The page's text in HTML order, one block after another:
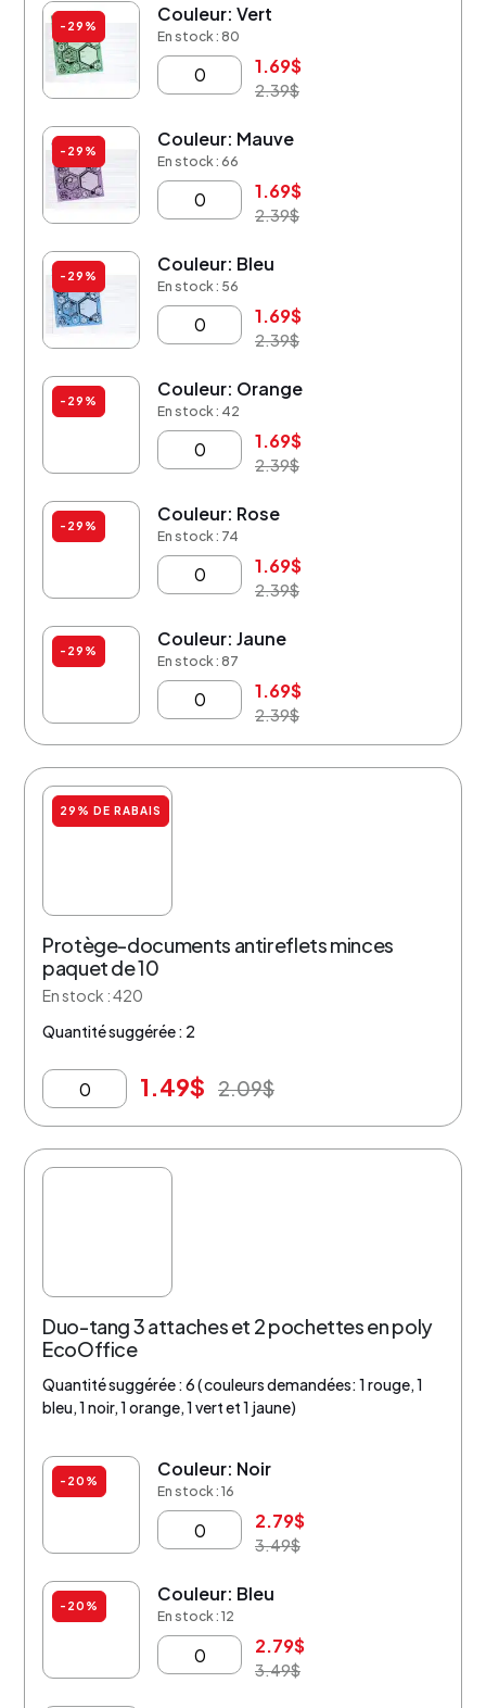
-29%
Couleur: Vert
En stock : 80
1.69$
2.39$
-29%
Couleur: Mauve
En stock : 66
1.69$
2.39$
-29%
Couleur: Bleu
En stock : 56
1.69$
2.39$
-29%
Couleur: Orange
En stock : 42
1.69$
2.39$
-29%
Couleur: Rose
En stock : 74
1.69$
2.39$
-29%
Couleur: Jaune
En stock : 87
1.69$
2.39$
29% DE RABAIS
Protège-documents antireflets minces
paquet de 10
En stock : 420
Quantité suggérée : 2
1.49$ 2.09$
Duo-tang 3 attaches et 2 pochettes en poly
EcoOffice
Quantité suggérée : 6 ( couleurs demandées: 1 rouge, 1
bleu, 1 noir, 1 orange, 1 vert et 1 jaune)
-20%
Couleur: Noir
En stock : 16
2.79$
3.49$
-20%
Couleur: Bleu
En stock : 12
2.79$
3.49$